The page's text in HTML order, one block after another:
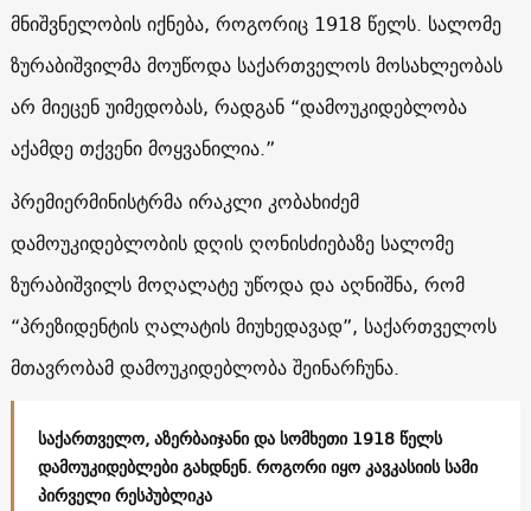
მნიშვნელობის იქნება, როგორიც 1918 წელს. სალომე
ზურაბიშვილმა მოუწოდა საქართველოს მოსახლეობას
არ მიეცენ უიმედობას, რადგან “დამოუკიდებლობა
აქამდე თქვენი მოყვანილია.”
პრემიერმინისტრმა ირაკლი კობახიძემ
დამოუკიდებლობის დღის ღონისძიებაზე სალომე
ზურაბიშვილს მოღალატე უწოდა და აღნიშნა, რომ
“პრეზიდენტის ღალატის მიუხედავად”, საქართველოს
მთავრობამ დამოუკიდებლობა შეინარჩუნა.
საქართველო, აზერბაიჯანი და სომხეთი 1918 წელს
დამოუკიდებლები გახდნენ. როგორი იყო კავკასიის სამი
პირველი რესპუბლიკა